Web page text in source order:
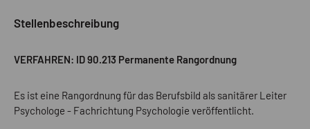
Stellenbeschreibung
VERFAHREN: ID 90.213 Permanente Rangordnung
Es ist eine Rangordnung für das Berufsbild als sanitärer Leiter
Psychologe - Fachrichtung Psychologie veröffentlicht.